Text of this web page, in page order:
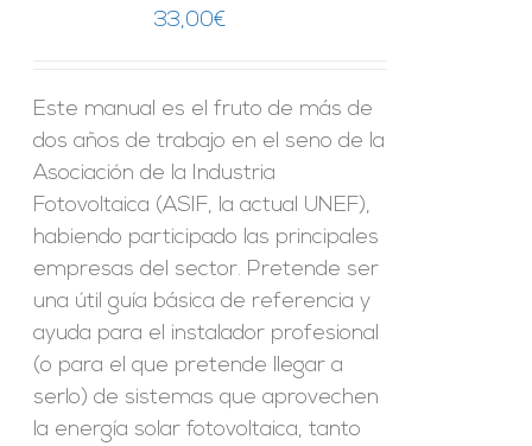
33,00€
Este manual es el fruto de más de
dos años de trabajo en el seno de la
Asociación de la Industria
Fotovoltaica (ASIF, la actual UNEF),
habiendo participado las principales
empresas del sector. Pretende ser
una útil guía básica de referencia y
ayuda para el instalador profesional
(o para el que pretende llegar a
serlo) de sistemas que aprovechen
la energía solar fotovoltaica, tanto